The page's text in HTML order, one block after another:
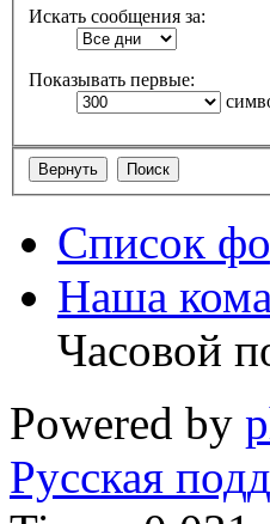
Искать сообщения за:
Показывать первые:
Список
Наша
Часовой
Powered by
Русская